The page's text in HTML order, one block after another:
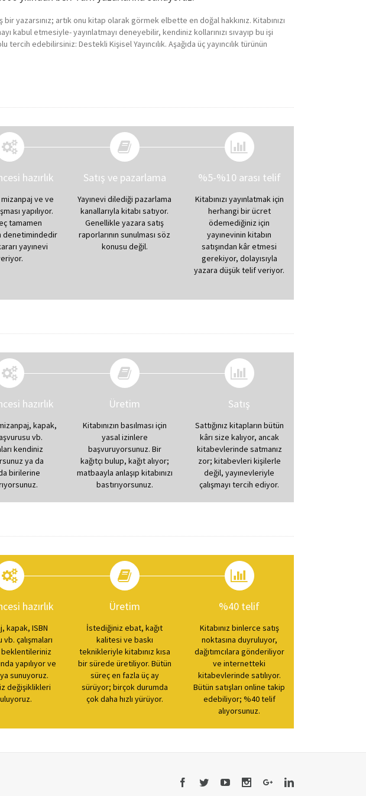
yazarsınız; artık onu kitap olarak görmek elbette en doğal hakkınız. Kitabınızı
kabul etmesiyle- yayınlatmayı deneyebilir, kendiniz kollarınızı sıvayıp bu işi
tercih edebilirsiniz: Destekli Kişisel Yayıncılık. Aşağıda üç yayıncılık türünün
hazırlık
ve ve
yapılıyor.
tamamen
denetimindedir
yayınevi
Satış ve pazarlama
Yayınevi dilediği pazarlama
kanallarıyla kitabı satıyor.
Genellikle yazara satış
raporlarının sunulması söz
konusu değil.
%5-%10 arası telif
Kitabınızı yayınlatmak için
herhangi bir ücret
ödemediğiniz için
yayınevinin kitabın
satışından kâr etmesi
gerekiyor, dolayısıyla
yazara düşük telif veriyor.
hazırlık
kapak,
vb.
kendiniz
ya da
birilerine
Üretim
Kitabınızın basılması için
yasal izinlere
başvuruyorsunuz. Bir
kağıtçı bulup, kağıt alıyor;
matbaayla anlaşıp kitabınızı
bastırıyorsunuz.
Satış
Sattığınız kitapların bütün
kârı size kalıyor, ancak
kitabevlerinde satmanız
zor; kitabevleri kişilerle
değil, yayınevleriyle
çalışmayı tercih ediyor.
hazırlık
kapak, ISBN
çalışmaları
beklentileriniz
yapılıyor ve
sunuyoruz.
değişiklikleri
Üretim
İstediğiniz ebat, kağıt
kalitesi ve baskı
teknikleriyle kitabınız kısa
bir sürede üretiliyor. Bütün
süreç en fazla üç ay
sürüyor; birçok durumda
çok daha hızlı yürüyor.
%40 telif
Kitabınız binlerce satış
noktasına duyruluyor,
dağıtımcılara gönderiliyor
ve internetteki
kitabevlerinde satılıyor.
Bütün satışları online takip
edebiliyor; %40 telif
alıyorsunuz.
Facebook
TwitterYoutubeInstagramGoogle+Linkedin